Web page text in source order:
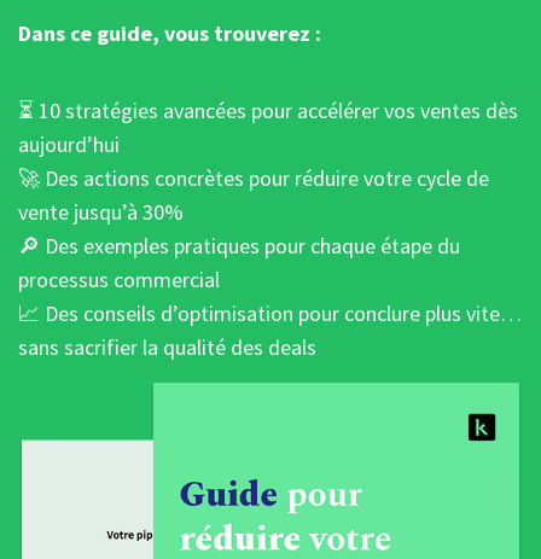
Dans ce guide, vous trouverez :
⏳ 10 stratégies avancées pour accélérer vos ventes dès
aujourd’hui
🚀 Des actions concrètes pour réduire votre cycle de
vente jusqu’à 30%
🔎 Des exemples pratiques pour chaque étape du
processus commercial
📈 Des conseils d’optimisation pour conclure plus vite…
sans sacrifier la qualité des deals